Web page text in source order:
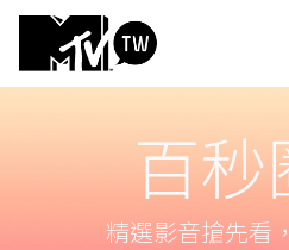
百秒
精選影音搶先看